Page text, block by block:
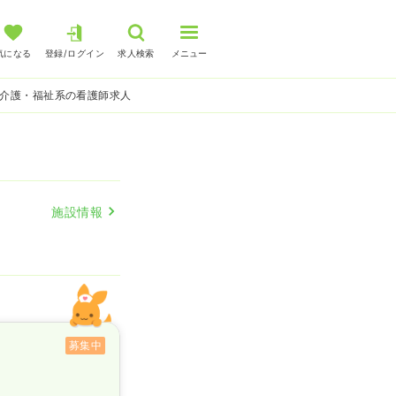
になる 登録/ログイン 求人検索 メニュー
護・福祉系の看護師求人
施設情報
募集中